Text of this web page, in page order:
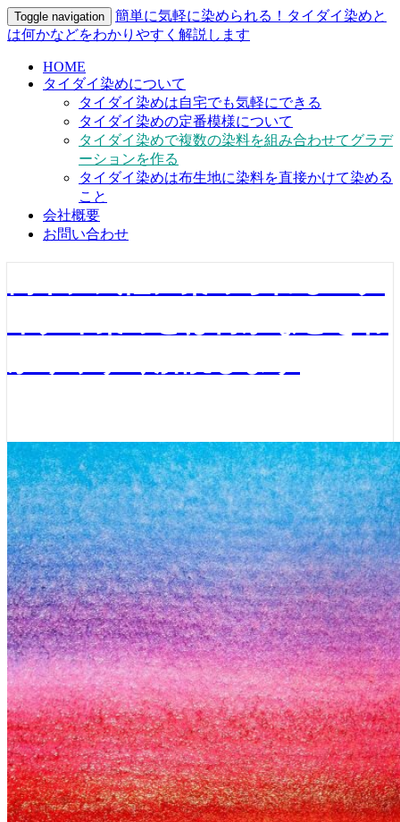
Toggle navigation
簡単に気軽に染められる！タイダイ染めと
は何かなどをわかりやすく解説します
HOME
タイダイ染めについて
タイダイ染めは自宅でも気軽にできる
タイダイ染めの定番模様について
タイダイ染めで複数の染料を組み合わせてグラデ
ーションを作る
タイダイ染めは布生地に染料を直接かけて染める
こと
会社概要
お問い合わせ